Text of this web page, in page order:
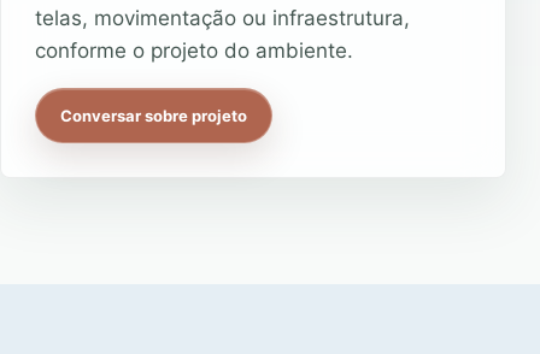
telas, movimentação ou infraestrutura,
conforme o projeto do ambiente.
Conversar sobre projeto